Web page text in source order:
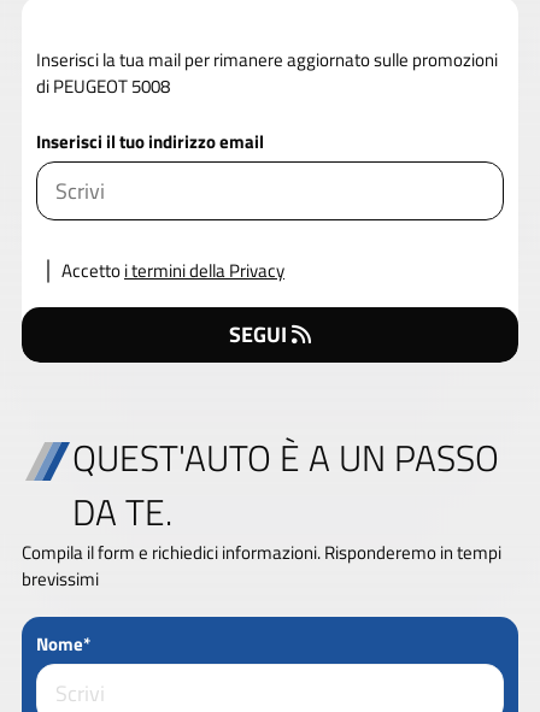
Inserisci la tua mail per rimanere aggiornato sulle promozioni
di PEUGEOT 5008
Inserisci il tuo indirizzo email
Accettoi termini della Privacy
SEGUI
QUEST'AUTO È A UN PASSO
DA TE.
Compila il form e richiedici informazioni. Risponderemo in tempi
brevissimi
Nome*